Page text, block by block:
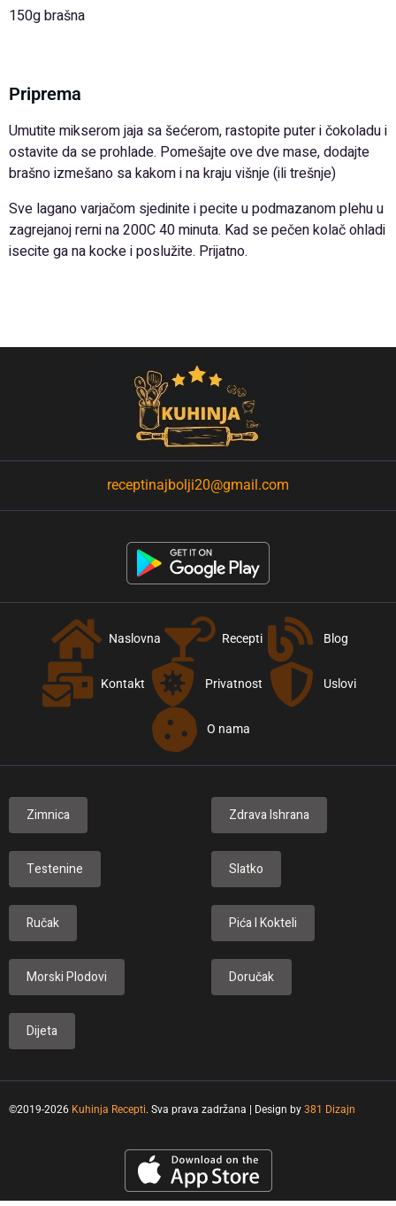
150g brašna
Priprema
Umutite mikserom jaja sa šećerom, rastopite puter i čokoladu i
ostavite da se prohlade. Pomešajte ove dve mase, dodajte
brašno izmešano sa kakom i na kraju višnje (ili trešnje)
Sve lagano varjačom sjedinite i pecite u podmazanom plehu u
zagrejanoj rerni na 200C 40 minuta. Kad se pečen kolač ohladi
isecite ga na kocke i poslužite. Prijatno.
receptinajbolji20@gmail.com
Naslovna Recepti Blog
Kontakt Privatnost Uslovi
O nama
Zimnica Zdrava Ishrana
Testenine Slatko
Ručak Pića I Kokteli
Morski Plodovi Doručak
Dijeta
©2019-2026 Kuhinja Recepti. Sva prava zadržana | Design by 381 Dizajn